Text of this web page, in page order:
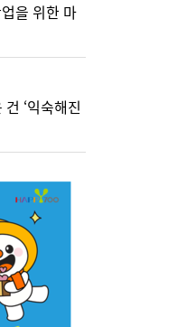
을 위한 마
‘익숙해진